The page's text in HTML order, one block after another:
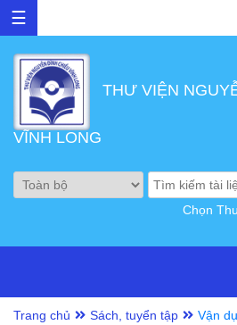
☰
THƯ VIỆN
VĨNH LONG
Chọn
Trang chủ Sách, tuyển tập
Vận